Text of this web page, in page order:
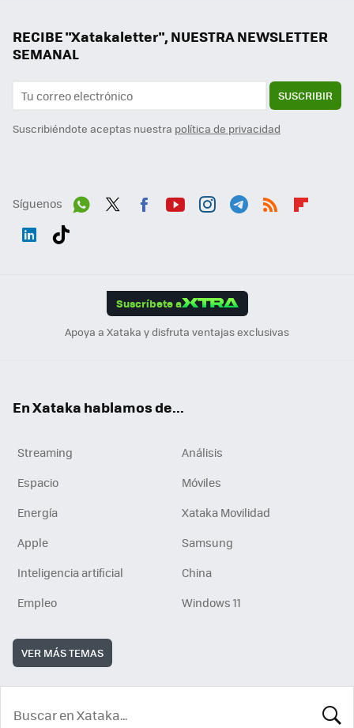
RECIBE "Xatakaletter", NUESTRA NEWSLETTER
SEMANAL
SUSCRIBIR
Suscribiéndote aceptas nuestra política de privacidad
Síguenos
Suscríbete a
Apoya a Xataka y disfruta ventajas exclusivas
En Xataka hablamos de...
Streaming
Análisis
Espacio
Móviles
Energía
Xataka Movilidad
Apple
Samsung
Inteligencia artificial
China
Empleo
Windows 11
VER MÁS TEMAS